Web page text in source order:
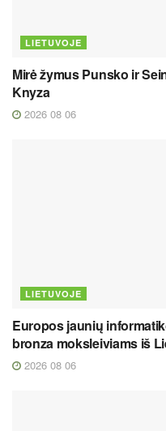
LIETUVOJE
Mirė žymus Punsko ir
Knyza
2026 08 06
LIETUVOJE
Europos jaunių
bronza moksleiviams iš
2026 08 06